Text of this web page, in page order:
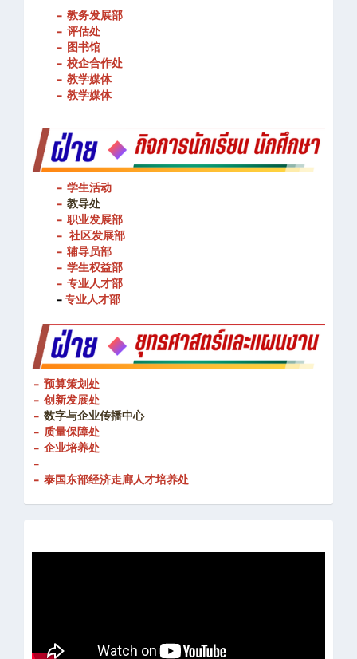
- 教务发展部
- 评估处
- 图书馆
- 校企合作处
- 教学媒体
- 教学媒体
- 学生活动
- 教导处
- 职业发展部
- 社区发展部
- 辅导员部
- 学生权益部
- 专业人才部
-专业人才部
- 预算策划处
- 创新发展处
- 数字与企业传播中心
- 质量保障处
- 企业培养处
-
- 泰国东部经济走廊人才培养处